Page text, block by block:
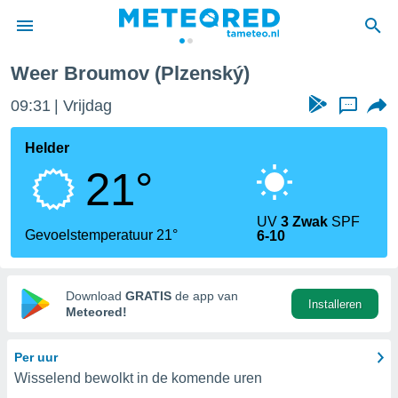
door
verstrekte
hoge
hebt de
voor
op basis
Weer Broumov (Plzenský)
09:31 Vrijdag ...
Helder
21°
Gevoelstemperatuur 21°
UV3 Zwak SPF
6-10
Download GRATIS de app van
Meteored!
Installeren
Per uur
Wisselend bewolkt in de komende uren